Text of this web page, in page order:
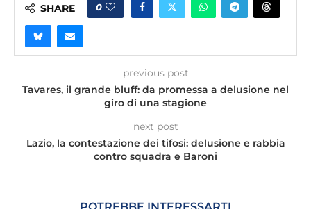
SHARE 0
previous post
Tavares, il grande bluff: da promessa a delusione nel
giro di una stagione
next post
Lazio, la contestazione dei tifosi: delusione e rabbia
contro squadra e Baroni